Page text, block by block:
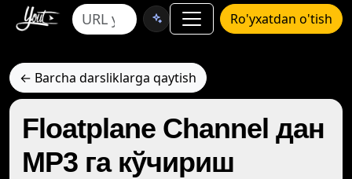
Ro'yxatdan o'tish
← Barcha darsliklarga qaytish
Floatplane Channel дан
MP3 га кўчириш